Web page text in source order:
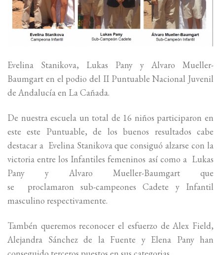
Evelina Stanikova, Lukas Pany y Alvaro Mueller-
Baumgart en el podio del II Puntuable Nacional Juvenil
de Andalucía en La Cañada.
De nuestra escuela un total de 16 niños participaron en
este este Puntuable, de los buenos resultados cabe
destacar a Evelina Stanikova que consiguó alzarse con la
victoria entre los Infantiles femeninos así como a Lukas
Pany y Alvaro Mueller-Baumgart que
se proclamaron sub-campeones Cadete y Infantil
masculino respectivamente.
Tambén queremos reconocer el esfuerzo de Alex Field,
Alejandra Sánchez de la Fuente y Elena Pany han